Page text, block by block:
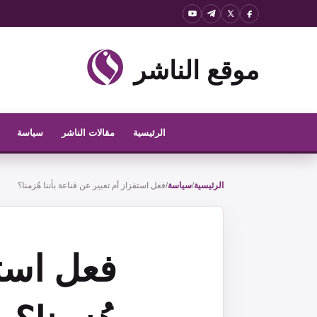
موقع الناشر
الرئيسية مقالات الناشر سياسة
الرئيسية/سياسة/فعل استفزاز أم تعبير عن قناعة بأننا هُزمنا؟
فعل